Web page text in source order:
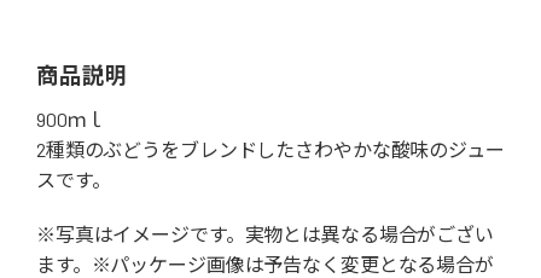
商品説明
900ｍｌ
2種類のぶどうをブレンドしたさわやかな酸味のジュー
スです。
※写真はイメージです。実物とは異なる場合がござい
ます。※パッケージ画像は予告なく変更となる場合が